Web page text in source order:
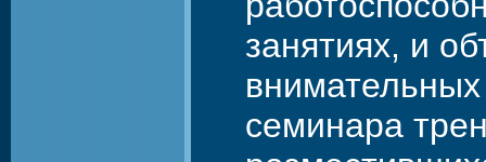
занятиях, и
семинара